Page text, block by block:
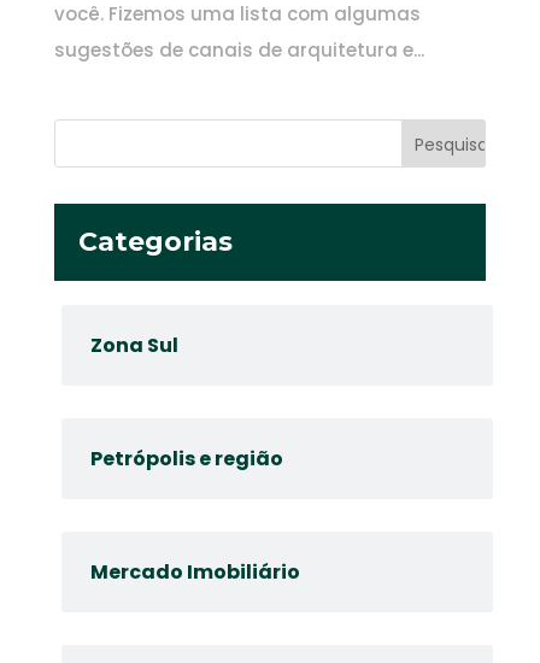
você. Fizemos uma lista com algumas
sugestões de canais de arquitetura e...
Categorias
Zona Sul
Petrópolis e região
Mercado Imobiliário